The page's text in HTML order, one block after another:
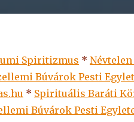
Spiritizmus *
Búvárok Pesti
* Spirituális Baráti
Búvárok Pesti